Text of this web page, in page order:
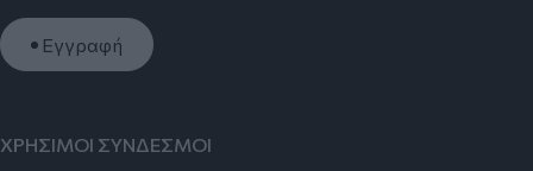
Εγγραφή
ΧΡΗΣΙΜΟΙ ΣΥΝΔΕΣΜΟΙ